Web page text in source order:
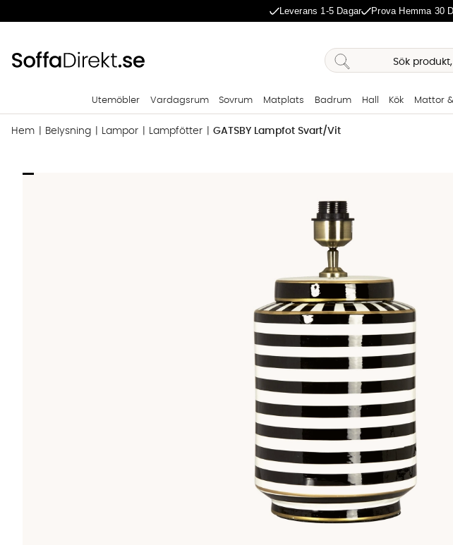
Leverans 1-5 Dagar Prova Hemma 30
Utemöbler Vardagsrum Sovrum Matplats Badrum Hall Kök Mattor &
Hem Belysning Lampor Lampfötter GATSBY Lampfot Svart/Vit